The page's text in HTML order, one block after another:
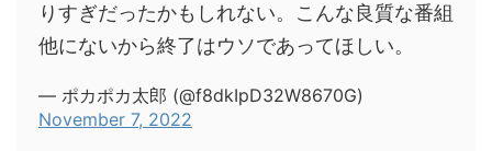
りすぎだったかもしれない。こんな良質な番組
他にないから終了はウソであってほしい。
— ポカポカ太郎 (@f8dkIpD32W8670G)
November 7, 2022